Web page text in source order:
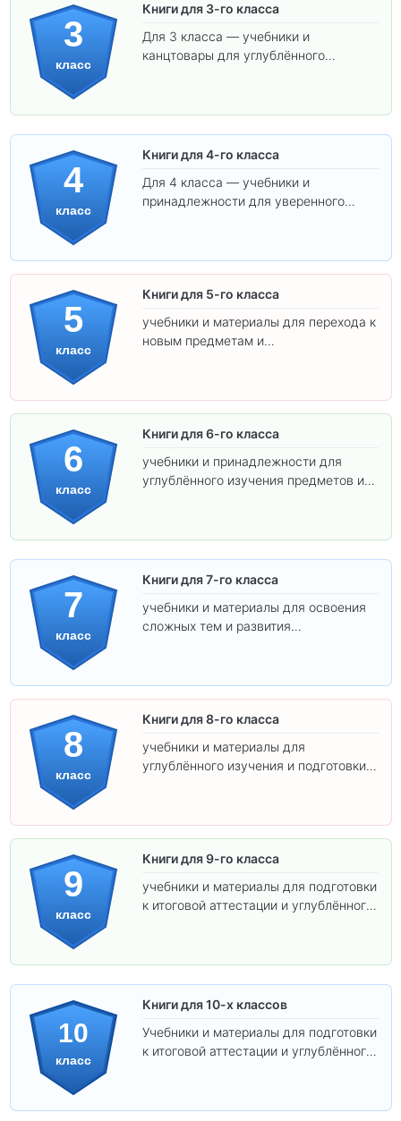
3
класс
Книги для 3-го класса
Для 3 класса — учебники и
канцтовары для углублённого
4
класс
Книги для 4-го класса
Для 4 класса — учебники и
принадлежности для уверенного
5
класс
Книги для 5-го класса
учебники и материалы для перехода к
новым предметам и
6
класс
Книги для 6-го класса
учебники и принадлежности для
углублённого изучения предметов и
7
класс
Книги для 7-го класса
учебники и материалы для освоения
сложных тем и развития
8
класс
Книги для 8-го класса
учебники и материалы для
углублённого изучения и подготовки к
9
класс
Книги для 9-го класса
учебники и материалы для подготовки
к итоговой аттестации и углублённого
10
класс
Книги для 10-х классов
Учебники и материалы для подготовки
к итоговой аттестации и углублённого